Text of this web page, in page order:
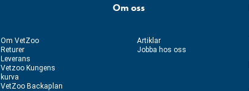
Om VetZoo
Returer
Leverans
Vetzoo Kungens
kurva
VetZoo Backaplan
Om oss
Artiklar
Jobba hos oss